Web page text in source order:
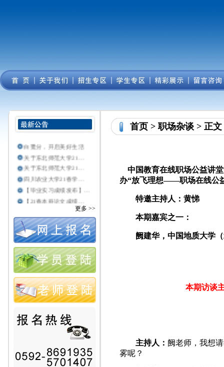
白鹭分，开启美好生活
关于东北师范大学21…
关于东北师范大学21…
四川农业大学21春学…
【毕业实习成绩发布】…
【21春本科论文成绩…
关于西北工业大学20…
重要：关于公示东北师…
更多 >>
首页 >职场杂谈 > 正文
中国教育在线职场公益讲
办“放飞理想——职场在线公
特邀主持人：黄悌
本期嘉宾之一：
阙建华，中国地质大学
本期访谈
主持人： 阙老师，我想
雾呢？